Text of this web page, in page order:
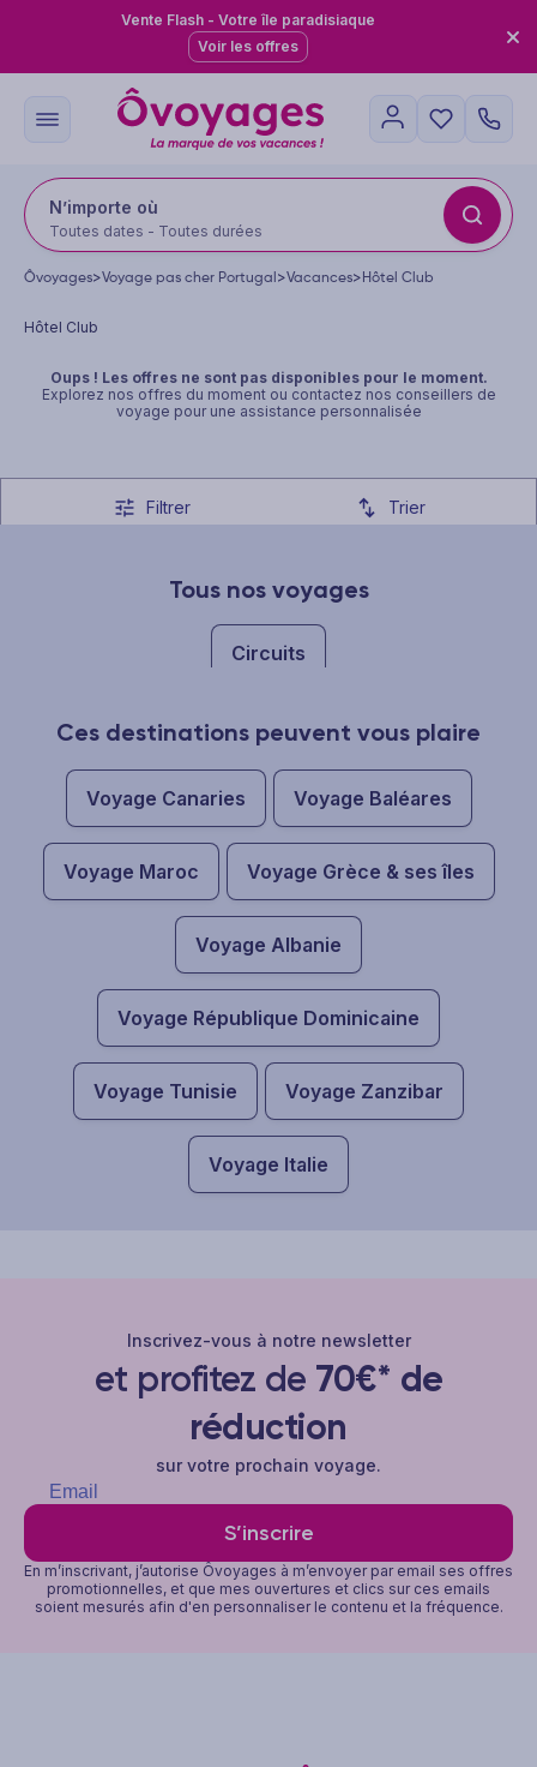
Vente Flash - Votre île paradisiaque
Voir les offres
N’importe où
Toutes dates - Toutes durées
Ôvoyages>Voyage pas cher Portugal>Vacances>Hôtel Club
Hôtel Club
Oups ! Les offres ne sont pas disponibles pour le moment.
Explorez nos offres du momentou contactez nos conseillers de
voyage pour une assistance personnalisée
Filtrer Trier
Tous nos voyages
Circuits
Ces destinations peuvent vous plaire
Voyage Canaries Voyage Baléares
Voyage Maroc Voyage Grèce & ses îles
Voyage Albanie
Voyage République Dominicaine
Voyage Tunisie Voyage Zanzibar
Voyage Italie
Inscrivez-vous à notre newsletter
et profitez de 70€* de
réduction
sur votre prochain voyage.
S’inscrire
En m’inscrivant, j’autorise Ôvoyages à m’envoyer par email ses offres
promotionnelles, et que mes ouvertures et clics sur ces emails
soient mesurés afin d'en personnaliser le contenu et la fréquence.